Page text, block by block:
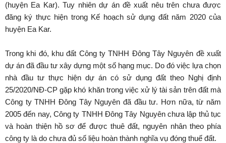
(huyện Ea Kar). Tuy nhiên dự án đề xuất nêu trên chưa được
đăng ký thực hiện trong Kế hoạch sử dụng đất năm 2020 của
huyện Ea Kar.
Trong khi đó, khu đất Công ty TNHH Đông Tây Nguyên đề xuất
dự án đã đầu tư xây dựng một số hạng mục. Do đó việc lựa chọn
nhà đầu tư thực hiện dự án có sử dụng đất theo Nghị định
25/2020/NĐ-CP gặp khó khăn trong việc xử lý tài sản trên đất mà
Công ty TNHH Đông Tây Nguyên đã đầu tư. Hơn nữa, từ năm
2005 đến nay, Công ty TNHH Đông Tây Nguyên chưa lập thủ tục
và hoàn thiện hồ sơ để được thuê đất, nguyên nhân theo phía
công ty là do chưa đủ số liệu hoàn thành nghĩa vụ đóng thuế đất.